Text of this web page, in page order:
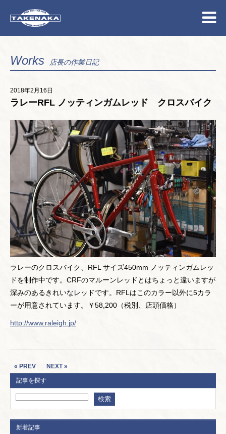
Works 店長の作業日記
2018年2月16日
ラレーRFL ノッティンガムレッド クロスバイク
ラレーのクロスバイク、RFL サイズ450mm ノッティンガムレッ
ドを制作中です。CRFのマルーンレッドとはちょっと違いますが
深みのあるきれいなレッドです。RFLはこのカラー以外に5カラ
ーが用意されています。￥58,200（税別、店頭価格）
http://www.raleigh.jp/
« PREV
NEXT »
記事を探す
新着記事